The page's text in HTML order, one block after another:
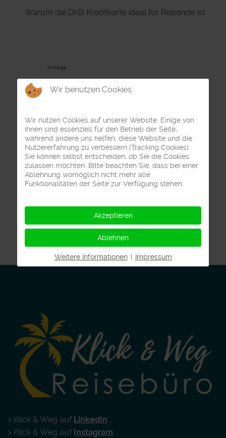
Warum die DKB Kreditkarte ideal für Reisende ist
Anzeige
> Klick & Weg auf LinkedIn
> Klick & Weg auf Instagram
Wir benutzen Cookies
Wir nutzen Cookies auf unserer Website. Einige von
ihnen sind essenziell für den Betrieb der Seite,
während andere uns helfen, diese Website und die
Nutzererfahrung zu verbessern (Tracking Cookies).
Sie können selbst entscheiden, ob Sie die Cookies
zulassen möchten. Bitte beachten Sie, dass bei einer
Ablehnung womöglich nicht mehr alle
Funktionalitäten der Seite zur Verfügung stehen.
Akzeptieren
Ablehnen
Weitere Informationen | Impressum